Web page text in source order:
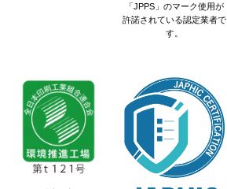
「JPPS」のマーク使用が
許諾されている認定業者で
す。